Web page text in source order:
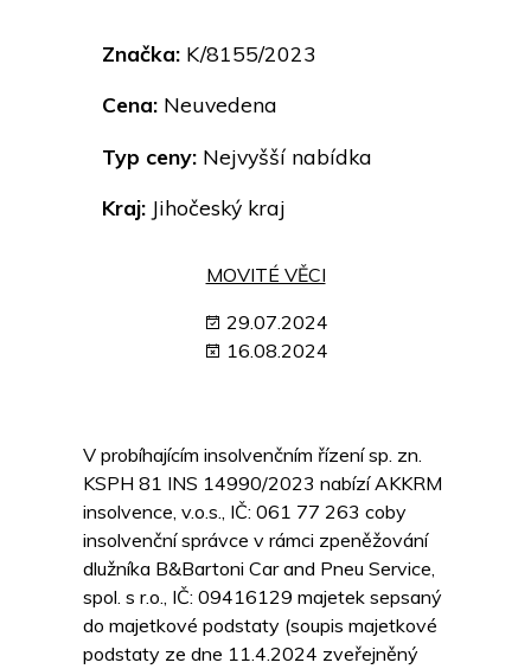
Značka: K/8155/2023
Cena: Neuvedena
Typ ceny: Nejvyšší nabídka
Kraj: Jihočeský kraj
MOVITÉ VĚCI
29.07.2024
16.08.2024
V probíhajícím insolvenčním řízení sp. zn.
KSPH 81 INS 14990/2023 nabízí AKKRM
insolvence, v.o.s., IČ: 061 77 263 coby
insolvenční správce v rámci zpeněžování
dlužníka B&Bartoni Car and Pneu Service,
spol. s r.o., IČ: 09416129 majetek sepsaný
do majetkové podstaty (soupis majetkové
podstaty ze dne 11.4.2024 zveřejněný